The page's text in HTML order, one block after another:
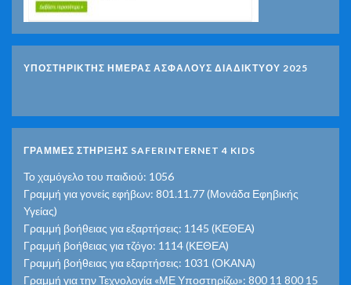
ΥΠΟΣΤΗΡΙΚΤΗΣ ΗΜΕΡΑΣ ΑΣΦΑΛΟΥΣ ΔΙΑΔΙΚΤΥΟΥ 2025
ΓΡΑΜΜΕΣ ΣΤΗΡΙΞΗΣ SAFERINTERNET 4 KIDS
Το χαμόγελο του παιδιού: 1056
Γραμμή για γονείς εφήβων: 801.11.77 (Μονάδα Εφηβικής
Υγείας)
Γραμμή βοήθειας για εξαρτήσεις: 1145 (ΚΕΘΕΑ)
Γραμμή βοήθειας για τζόγο: 1114 (ΚΕΘΕΑ)
Γραμμή βοήθειας για εξαρτήσεις: 1031 (ΟΚΑΝΑ)
Γραμμή για την Τεχνολογία «ΜΕ Υποστηρίζω»: 800 11 800 15